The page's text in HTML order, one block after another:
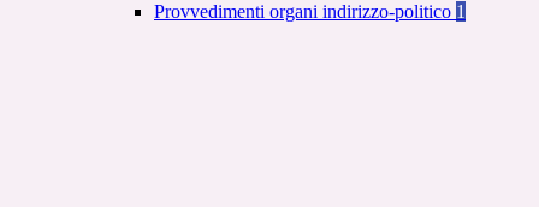
Provvedimenti organi indirizzo-politico 1